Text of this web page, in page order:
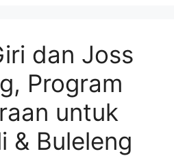
dan Joss
Program
untuk
& Buleleng